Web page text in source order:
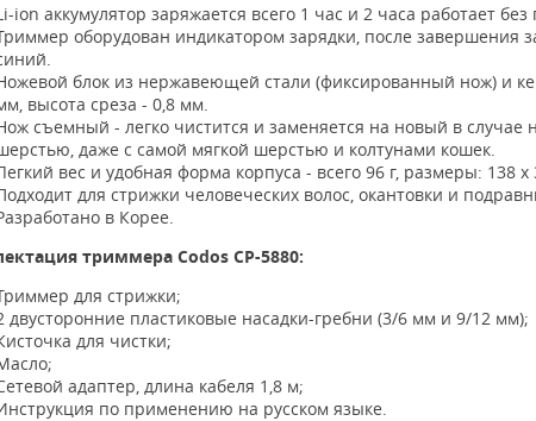
ion аккумулятор заряжается всего 1 час и 2 часа работает
оборудован индикатором зарядки, после завершения
блок из нержавеющей стали (фиксированный нож) и
высота среза - 0,8 мм.
съемный - легко чистится и заменяется на новый в случае
даже с самой мягкой шерстью и колтунами кошек.
вес и удобная форма корпуса - всего 96 г, размеры: 138
для стрижки человеческих волос, окантовки и
в Корее.
триммера Codos CP-5880:
для стрижки;
двусторонние пластиковые насадки-гребни (3/6 мм и 9/12 мм);
для чистки;
адаптер, длина кабеля 1,8 м;
по применению на русском языке.